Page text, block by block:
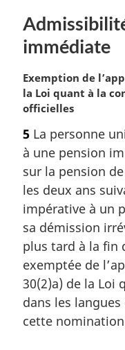
immédiate
N
o
t
m
a
r
g
n
a
l
e
:
Exemption de
la Loi quant à la
officielles
5 La personne
à une pension
sur la pension
les deux ans
impérative à un
sa démission
plus tard à la fin
exemptée de
30(2)a) de la Loi
dans les
cette